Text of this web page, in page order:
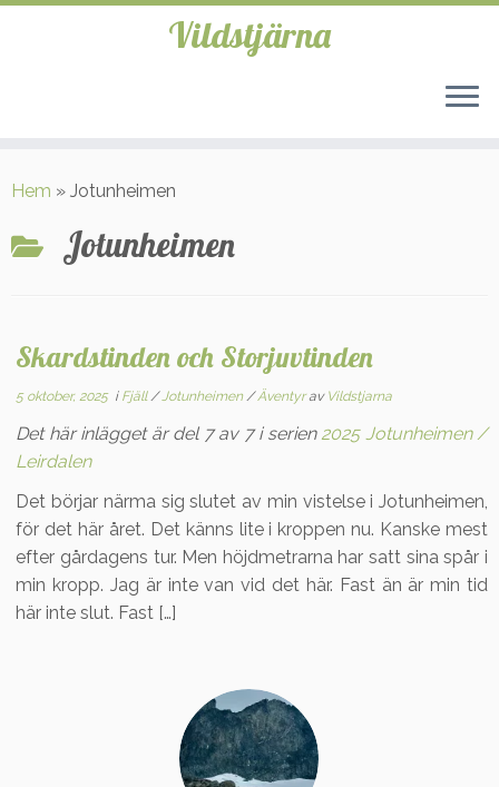
till
Vildstjärna
Hem » Jotunheimen
Jotunheimen
Skardstinden och Storjuvtinden
5 oktober, 2025i Fjäll/Jotunheimen/Äventyrav Vildstjarna
Det här inlägget är del 7 av 7 i serien 2025 Jotunheimen /
Leirdalen
Det börjar närma sig slutet av min vistelse i Jotunheimen,
för det här året. Det känns lite i kroppen nu. Kanske mest
efter gårdagens tur. Men höjdmetrarna har satt sina spår i
min kropp. Jag är inte van vid det här. Fast än är min tid
här inte slut. Fast […]